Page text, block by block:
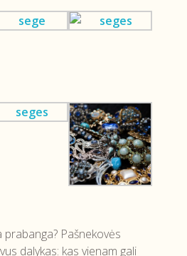
Pašnekovės
dalykas: kas vienam gali